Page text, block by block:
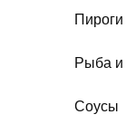
Рыба и
Соусы